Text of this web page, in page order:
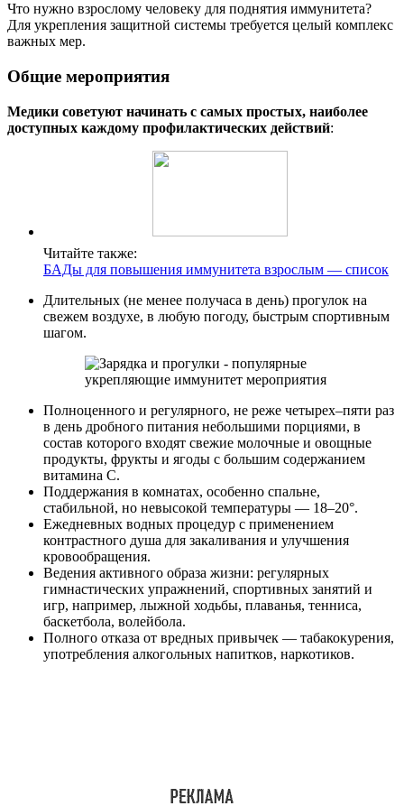
Что нужно взрослому человеку для поднятия иммунитета?
Для укрепления защитной системы требуется целый комплекс
важных мер.
Общие мероприятия
Медики советуют начинать с самых простых, наиболее
доступных каждому профилактических действий:
Читайте также:
БАДы для повышения иммунитета взрослым — список
Длительных (не менее получаса в день) прогулок на
свежем воздухе, в любую погоду, быстрым спортивным
шагом.
Полноценного и регулярного, не реже четырех–пяти раз
в день дробного питания небольшими порциями, в
состав которого входят свежие молочные и овощные
продукты, фрукты и ягоды с большим содержанием
витамина С.
Поддержания в комнатах, особенно спальне,
стабильной, но невысокой температуры — 18–20°.
Ежедневных водных процедур с применением
контрастного душа для закаливания и улучшения
кровообращения.
Ведения активного образа жизни: регулярных
гимнастических упражнений, спортивных занятий и
игр, например, лыжной ходьбы, плаванья, тенниса,
баскетбола, волейбола.
Полного отказа от вредных привычек — табакокурения,
употребления алкогольных напитков, наркотиков.